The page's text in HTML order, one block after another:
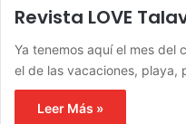
Revista LOVE
Ya tenemos aquí el mes del
el de las vacaciones,
Leer Más »